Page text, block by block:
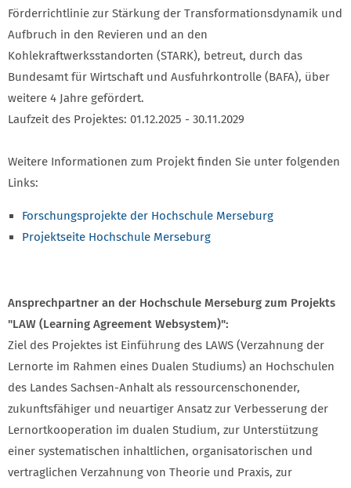
Förderrichtlinie zur Stärkung der Transformationsdynamik und
Aufbruch in den Revieren und an den
Kohlekraftwerksstandorten (STARK), betreut, durch das
Bundesamt für Wirtschaft und Ausfuhrkontrolle (BAFA), über
weitere 4 Jahre gefördert.
Laufzeit des Projektes: 01.12.2025 - 30.11.2029
Weitere Informationen zum Projekt finden Sie unter folgenden
Links:
Forschungsprojekte der Hochschule Merseburg
Projektseite Hochschule Merseburg
Ansprechpartner an der Hochschule Merseburg zum Projekts
"LAW (Learning Agreement Websystem)":
Ziel des Projektes ist Einführung des LAWS (Verzahnung der
Lernorte im Rahmen eines Dualen Studiums) an Hochschulen
des Landes Sachsen-Anhalt als ressourcenschonender,
zukunftsfähiger und neuartiger Ansatz zur Verbesserung der
Lernortkooperation im dualen Studium, zur Unterstützung
einer systematischen inhaltlichen, organisatorischen und
vertraglichen Verzahnung von Theorie und Praxis, zur